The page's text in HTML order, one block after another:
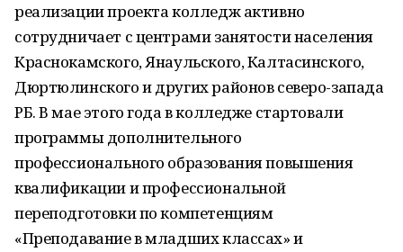
реализации проекта колледж активно
сотрудничает с центрами занятости населения
Краснокамского, Янаульского, Калтасинского,
Дюртюлинского и других районов северо-запада
РБ. В мае этого года в колледже стартовали
программы дополнительного
профессионального образования повышения
квалификации и профессиональной
переподготовки по компетенциям
«Преподавание в младших классах» и